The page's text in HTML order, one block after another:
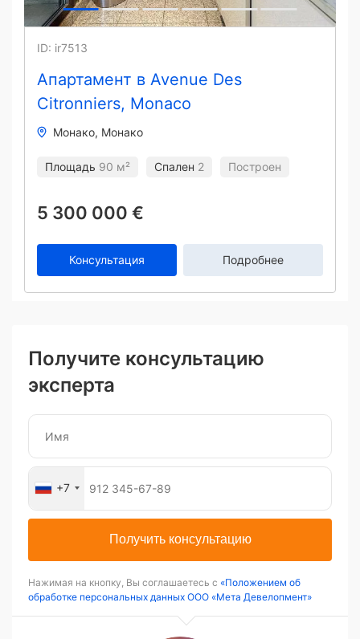
Апартамент в Avenue Des
Citronniers, Monaco
ID: ir7513
Монако Монако
Площадь 90 м² Спален 2 Построен
5 300 000 €
Консультация Подробнее
Получите консультацию
эксперта
+7
Получить консультацию
Нажимая на кнопку, Вы соглашаетесь с «Положением об
обработке персональных данных ООО «Мета Девелопмент»